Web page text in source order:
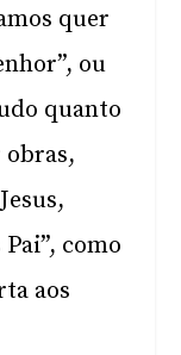
quer
ou
quanto
como
aos